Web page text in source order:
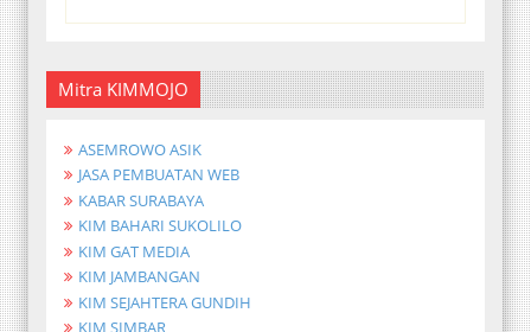
Mitra KIMMOJO
ASEMROWO ASIK
JASA PEMBUATAN WEB
KABAR SURABAYA
KIM BAHARI SUKOLILO
KIM GAT MEDIA
KIM JAMBANGAN
KIM SEJAHTERA GUNDIH
KIM SIMBAR